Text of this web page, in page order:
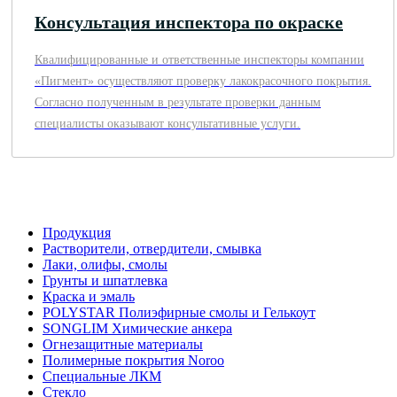
Консультация инспектора по окраске
Квалифицированные и ответственные инспекторы компании
«Пигмент» осуществляют проверку лакокрасочного покрытия.
Согласно полученным в результате проверки данным
специалисты оказывают консультативные услуги.
Продукция
Растворители, отвердители, смывка
Лаки, олифы, смолы
Грунты и шпатлевка
Краска и эмаль
POLYSTAR Полиэфирные смолы и Гелькоут
SONGLIM Химические анкера
Огнезащитные материалы
Полимерные покрытия Noroo
Специальные ЛКМ
Стекло